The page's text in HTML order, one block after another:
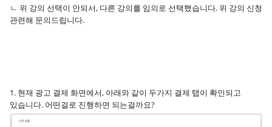
ㄴ 위 강의 선택이 안되서, 다른 강의를 임의로 선택했습니다. 위 강의 신청
관련해 문의드립니다.
1. 현재 광고 결제 화면에서, 아래와 같이 두가지 결제 탭이 확인되고
있습니다. 어떤걸로 진행하면 되는걸까요?